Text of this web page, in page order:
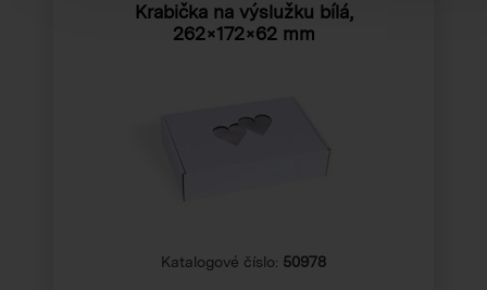
Krabička na výslužku bílá,
262×172×62 mm
Katalogové číslo: 50978